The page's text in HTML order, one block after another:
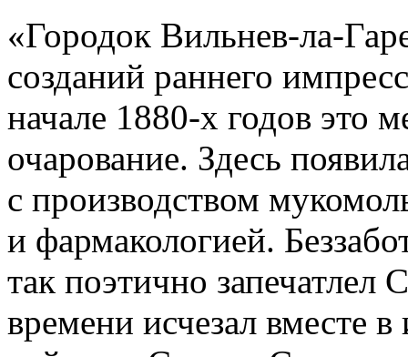
«Городок Вильнев-ла-
созданий раннего
начале 1880-х годов это
очарование. Здесь
с производством
и фармакологией.
так поэтично запечатлел
времени исчезал вместе